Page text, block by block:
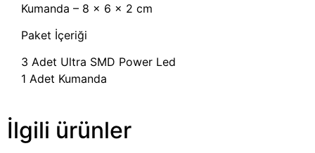
Kumanda – 8 x 6 x 2 cm
Paket İçeriği
3 Adet Ultra SMD Power Led
1 Adet Kumanda
İlgili ürünler